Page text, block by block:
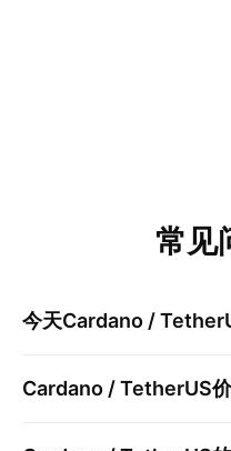
常见
今天Cardano /
Cardano / TetherUS